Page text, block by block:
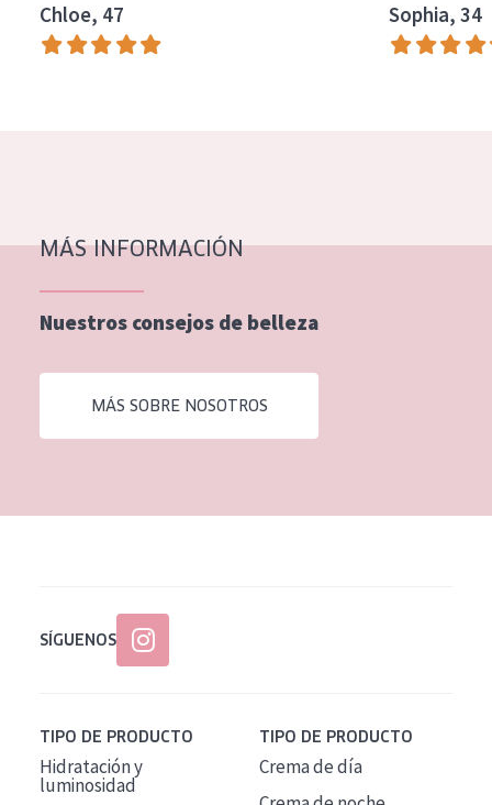
Essentials
Lift+
Piel normal y seca
Piel mixata o grasa
Piel madura
Piel expuesta al sol
Piel menopáusica
Todas las edades
Chloe, 47 Sophia, 34
MÁS INFORMACIÓN
Nuestros consejos de belleza
MÁS SOBRE NOSOTROS
SÍGUENOS
TIPO DE PRODUCTO
Hidratación y
luminosidad
TIPO DE PRODUCTO
Crema de día